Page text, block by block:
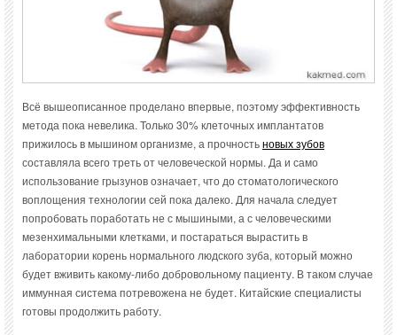
Всё вышеописанное проделано впервые, поэтому эффективность
метода пока невелика. Только 30% клеточных имплантатов
прижилось в мышином организме, а прочностьновых зубов
составляла всего треть от человеческой нормы. Да и само
использование грызунов означает, что до стоматологического
воплощения технологии сей пока далеко. Для начала следует
попробовать поработать не с мышиными, а с человеческими
мезенхимальными клетками, и постараться вырастить в
лаборатории корень нормального людского зуба, который можно
будет вживить какому-либо добровольному пациенту. В таком случае
иммунная система потревожена не будет. Китайские специалисты
готовы продолжить работу.